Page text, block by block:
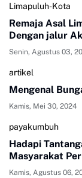
Limapuluh-Kota
Remaja Asal
Dengan jalur
Senin, Agustus 03,
artikel
Mengenal
Kamis, Mei 30, 2024
payakumbuh
Hadapi
Masyarakat
Kamis, Agustus 06,